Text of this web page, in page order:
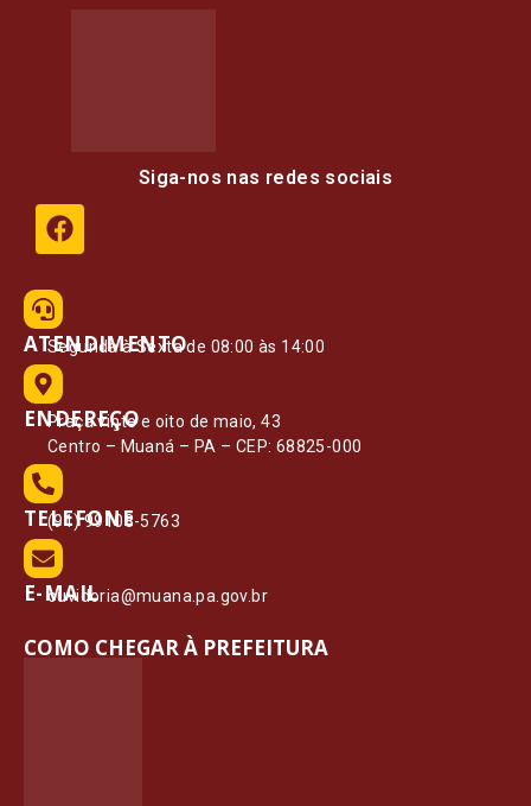
Siga-nos nas redes sociais
ATENDIMENTO
Segunda à Sexta de 08:00 às 14:00
ENDEREÇO
Praça vinte e oito de maio, 43
Centro – Muaná – PA – CEP: 68825-000
TELEFONE
(91) 99108-5763
E-MAIL
ouvidoria@muana.pa.gov.br
COMO CHEGAR À PREFEITURA